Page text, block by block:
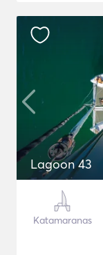
Lagoon 43
Katamaranas